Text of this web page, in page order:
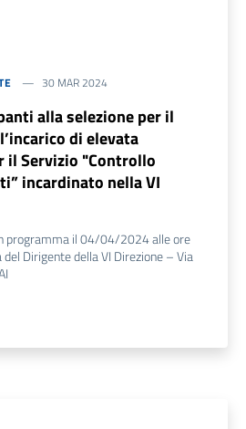
30 MAR 2024
alla selezione per il
di elevata
il Servizio "Controllo
incardinato nella VI
programma il 04/04/2024 alle ore
Dirigente della VI Direzione – Via